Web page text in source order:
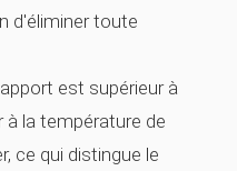
d'éliminer toute
est supérieur à
à la température de
ce qui distingue le